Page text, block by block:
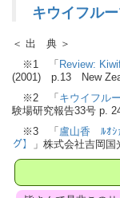
キウイフル
＜ 出 典 ＞
※1 「 Review:
(2001) p.13 New
※2 「 キウイフル
験場研究報告33号 p.
※3 「 盧山香 ﾙｵｼ
グ】
」株式会社吉岡国